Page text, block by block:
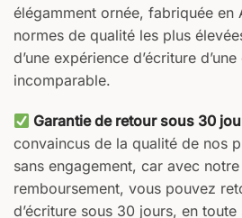
élégamment ornée, fabriquée en
normes de qualité les plus
d’une expérience d’écriture
incomparable.
Garantie de retour sous 30
convaincus de la qualité de nos
sans engagement, car avec
remboursement, vous pouvez
d’écriture sous 30 jours, en